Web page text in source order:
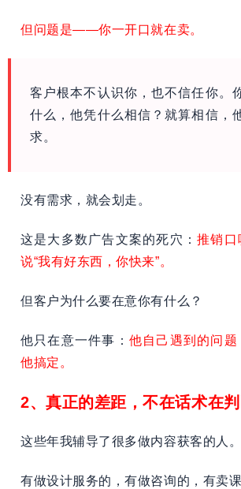
但问题是——你一开口就在卖。
客户根本不认识你，也不信任你。
什么，他凭什么相信？就算相信，
求。
没有需求，就会划走。
这是大多数广告文案的死穴：推销口
说“我有好东西，你快来”。
但客户为什么要在意你有什么？
他只在意一件事： 他自己遇到的问
他搞定。
2、真正的差距，不在话术在
这些年我辅导了很多做内容获客的人。
有做设计服务的，有做咨询的，有卖课